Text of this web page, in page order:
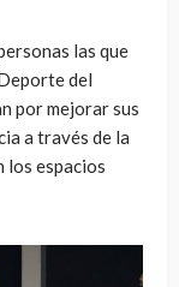
las que
del
por mejorar sus
a través de la
los espacios